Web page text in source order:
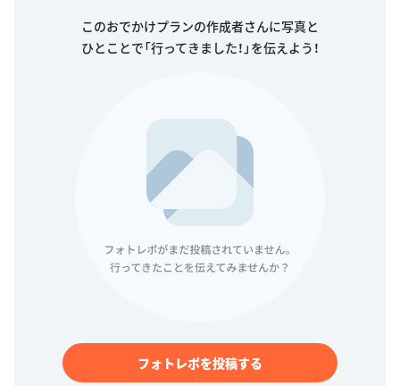
このおでかけプランの作成者さんに写真と
ひとことで「行ってきました！」を伝えよう！
フォトレポを投稿する